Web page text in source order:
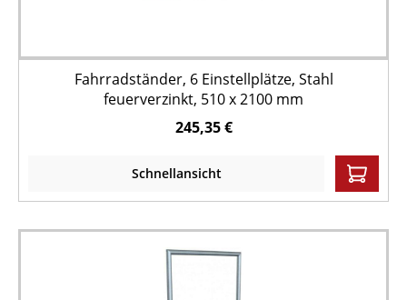
Fahrradständer, 6 Einstellplätze, Stahl
feuerverzinkt, 510 x 2100 mm
245,35 €
Schnellansicht